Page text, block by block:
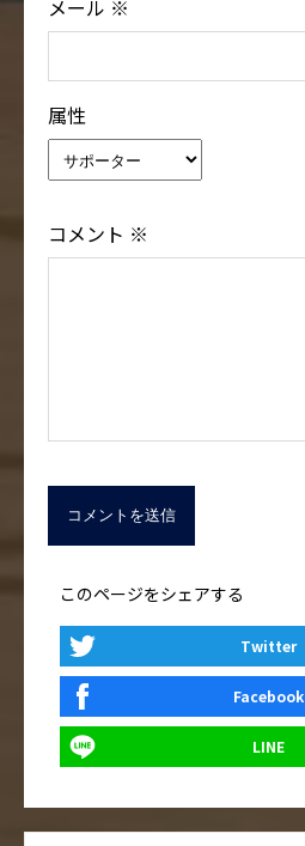
メール ※
属性
コメント ※
このページをシェアする
Twitter
Facebook
LINE